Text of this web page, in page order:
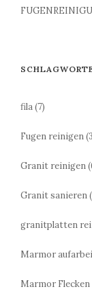
fila(7)
Fugen reinigen
Granit reinigen
Granit sanieren
granitplatten
Marmor
Marmor